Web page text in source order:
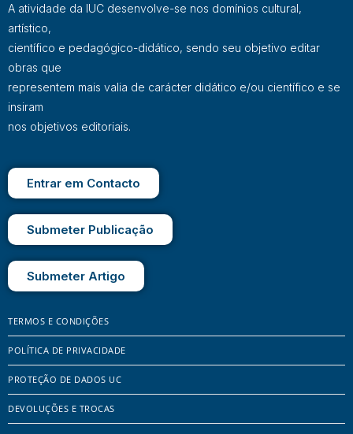
A atividade da IUC desenvolve-se nos domínios cultural,
artístico,
científico e pedagógico-didático, sendo seu objetivo editar
obras que
representem mais valia de carácter didático e/ou científico e se
insiram
nos objetivos editoriais.
Entrar em Contacto
Submeter Publicação
Submeter Artigo
TERMOS E CONDIÇÕES
POLÍTICA DE PRIVACIDADE
PROTEÇÃO DE DADOS UC
DEVOLUÇÕES E TROCAS